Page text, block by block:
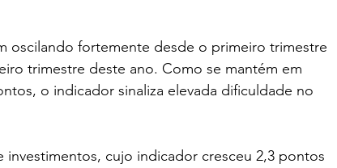
oscilando fortemente desde o primeiro trimestre
trimestre deste ano. Como se mantém em
o indicador sinaliza elevada dificuldade no
investimentos, cujo indicador cresceu 2,3 pontos